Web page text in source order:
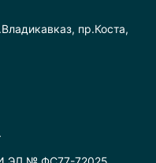
пр.Коста,